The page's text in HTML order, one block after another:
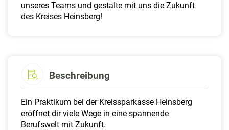
unseres Teams und gestalte mit uns die Zukunft
des Kreises Heinsberg!
Beschreibung
Ein Praktikum bei der Kreissparkasse Heinsberg
eröffnet dir viele Wege in eine spannende
Berufswelt mit Zukunft.